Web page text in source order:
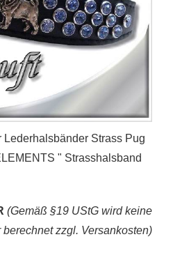
Strass Pug
" Strasshalsband
(Gemäß §19 UStG wird keine
berechnet zzgl. Versankosten)